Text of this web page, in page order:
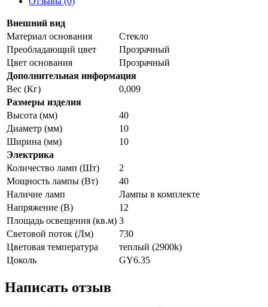
Внешний вид
Материал основания
Стекло
Преобладающий цвет
Прозрачный
Цвет основания
Прозрачный
Дополнительная информация
Вес (Кг)
0,009
Размеры изделия
Высота (мм)
40
Диаметр (мм)
10
Ширина (мм)
10
Электрика
Количество ламп (Шт)
2
Мощность лампы (Вт)
40
Наличие ламп
Лампы в комплекте
Напряжение (В)
12
Площадь освещения (кв.м) 3
Световой поток (Лм)
730
Цветовая температура
теплый (2900k)
Цоколь
GY6.35
Написать отзыв